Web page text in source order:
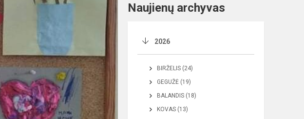
Naujienų archyvas
2026
BIRŽELIS (24)
GEGUŽĖ (19)
BALANDIS (18)
KOVAS (13)